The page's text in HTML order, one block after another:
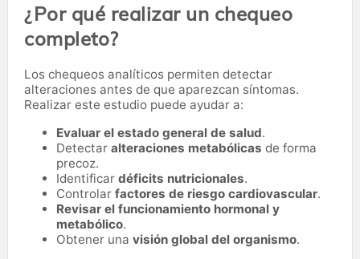
¿Por qué realizar un chequeo
completo?
Los chequeos analíticos permiten detectar
alteraciones antes de que aparezcan síntomas.
Realizar este estudio puede ayudar a:
Evaluar el estado general de salud.
Detectar alteraciones metabólicas de forma
precoz.
Identificar déficits nutricionales.
Controlar factores de riesgo cardiovascular.
Revisar el funcionamiento hormonal y
metabólico.
Obtener una visión global del organismo.